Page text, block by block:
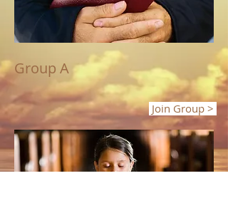
Group A
Join Group >